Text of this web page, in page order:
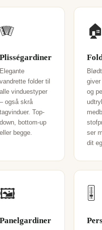
Plisségardiner
Elegante
vandrette folder til
alle vinduestyper
– også skrå
tagvinduer. Top-
down, bottom-up
eller begge.
og
ser
dit
🖼️
Panelgardiner
🎚️